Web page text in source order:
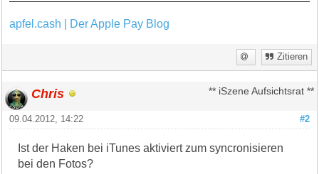
apfel.cash | Der Apple Pay Blog
Zitieren
Chris ** iSzene Aufsichtsrat **
#2
09.04.2012, 14:22
Ist der Haken bei iTunes aktiviert zum syncronisieren
bei den Fotos?